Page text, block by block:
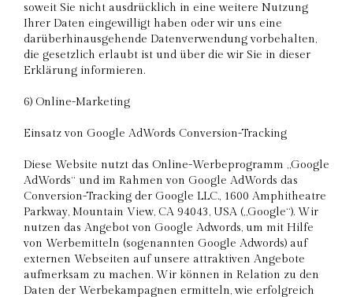
soweit Sie nicht ausdrücklich in eine weitere Nutzung
Ihrer Daten eingewilligt haben oder wir uns eine
darüberhinausgehende Datenverwendung vorbehalten,
die gesetzlich erlaubt ist und über die wir Sie in dieser
Erklärung informieren.
6) Online-Marketing
Einsatz von Google AdWords Conversion-Tracking
Diese Website nutzt das Online-Werbeprogramm „Google
AdWords“ und im Rahmen von Google AdWords das
Conversion-Tracking der Google LLC., 1600 Amphitheatre
Parkway, Mountain View, CA 94043, USA („Google“). Wir
nutzen das Angebot von Google Adwords, um mit Hilfe
von Werbemitteln (sogenannten Google Adwords) auf
externen Webseiten auf unsere attraktiven Angebote
aufmerksam zu machen. Wir können in Relation zu den
Daten der Werbekampagnen ermitteln, wie erfolgreich